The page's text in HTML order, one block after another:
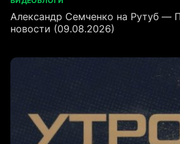
Александр Семченко на Рутуб —
новости (09.08.2026)